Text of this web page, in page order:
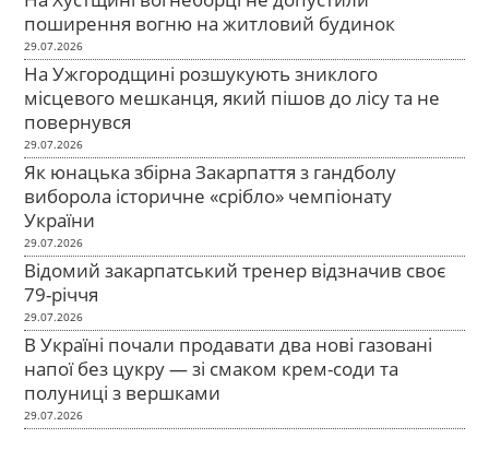
поширення вогню на житловий будинок
29.07.2026
На Ужгородщині розшукують зниклого
місцевого мешканця, який пішов до лісу та не
повернувся
29.07.2026
Як юнацька збірна Закарпаття з гандболу
виборола історичне «срібло» чемпіонату
України
29.07.2026
Відомий закарпатський тренер відзначив своє
79-річчя
29.07.2026
В Україні почали продавати два нові газовані
напої без цукру — зі смаком крем-соди та
полуниці з вершками
29.07.2026